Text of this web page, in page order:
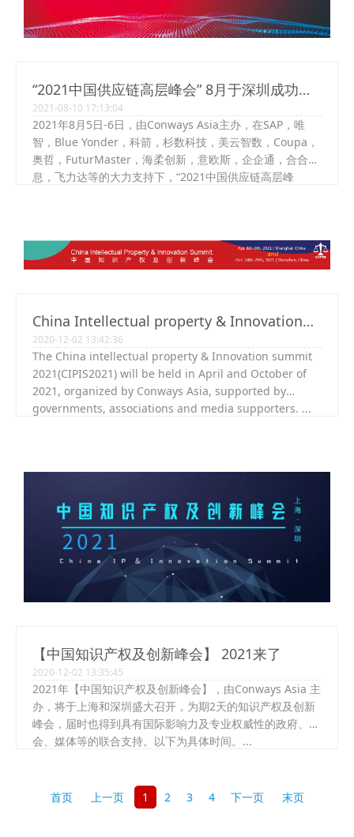
“2021中国供应链高层峰会” 8月于深圳成功举
办！
2021-08-10 17:13:04
2021年8月5日-6日，由Conways Asia主办，在SAP，唯
智，Blue Yonder，科箭，杉数科技，美云智数，Coupa，
奥哲，FuturMaster，海柔创新，意欧斯，企企通，合合信
息，飞力达等的大力支持下，“2021中国供应链高层峰
China Intellectual property & Innovation
Summit 2021
2020-12-02 13:42:36
The China intellectual property & Innovation summit
2021(CIPIS2021) will be held in April and October of
2021, organized by Conways Asia, supported by
governments, associations and media supporters. ...
【中国知识产权及创新峰会】 2021来了
2020-12-02 13:35:45
2021年【中国知识产权及创新峰会】，由Conways Asia 主
办，将于上海和深圳盛大召开，为期2天的知识产权及创新
峰会，届时也得到具有国际影响力及专业权威性的政府、协
会、媒体等的联合支持。以下为具体时间。...
首页 上一页 1 2 3 4 下一页 末页